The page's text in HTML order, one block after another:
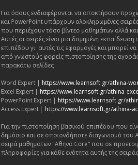
Για όσους ενδιαφέρονται να αποκτήσουν
και PowerPoint υπάρχουν ολοκληρωμένες
που περιέχουν τόσο βίντεο μαθημάτων αλλά
Αυτές οι σειρές είναι μια δομημένη
επιπέδου γι' αυτές τις εφαρμογές και μπορεί
από γνωστούς φορείς πιστοποίησης της
παρακάτω σελίδες
Word Expert | https://www.learnsoft.gr/athina-
Excel Expert | https://www.learnsoft.gr/athina-
PowerPoint Expert | https://www.learnsoft.gr/
Access Expert | https://www.learnsoft.gr/athina-
Για την πιστοποίηση βασικού επιπέδου που
δημόσιο και σε οποιονδήποτε διαγωνισμό του
σειρά μαθημάτων "Αθηνά Core" που σε
πληροφορίες για κάθε ενότητα αυτής της